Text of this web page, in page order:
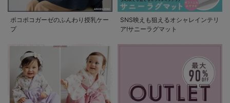
ポコポコガーゼのふんわり授乳ケー
プ
SNS映えも狙えるオシャレインテリ
ア!サニーラグマット